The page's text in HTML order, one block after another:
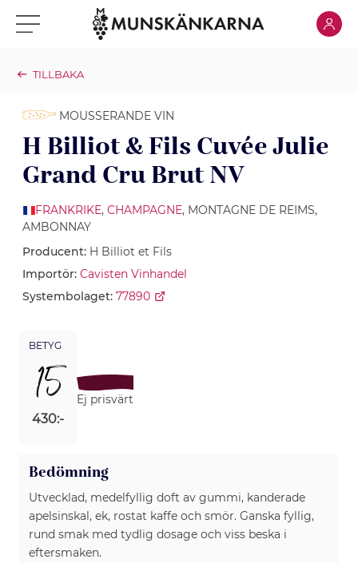
Klicka för meny Klicka
TILLBAKA
MOUSSERANDE VIN
H Billiot & Fils Cuvée Julie
Grand Cru Brut NV
FRANKRIKE, CHAMPAGNE, MONTAGNE DE REIMS,
AMBONNAY
Producent: H Billiot et Fils
Importör: Cavisten Vinhandel
Systembolaget: 77890
BETYG
15
430:-
Ej prisvärt
Bedömning
Utvecklad, medelfyllig doft av gummi, kanderade
apelsinskal, ek, rostat kaffe och smör. Ganska fyllig,
rund smak med tydlig dosage och viss beska i
eftersmaken.